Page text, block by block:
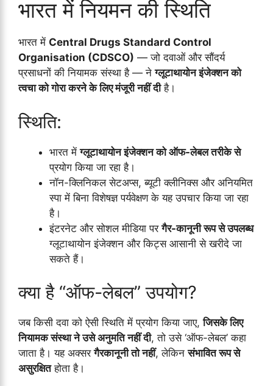
भारत में नियमन की स्थिति
भारत में Central Drugs Standard Control
Organisation (CDSCO) — जो दवाओं और सौंदर्य
प्रसाधनों की नियामक संस्था है — नेग्लूटाथायोन इंजेक्शन को
त्वचा को गोरा करने के लिए मंजूरी नहीं दीहै।
स्थिति:
भारत मेंग्लूटाथायोन इंजेक्शन को ऑफ-लेबल तरीके से
प्रयोग किया जा रहा है।
नॉन-क्लिनिकल सेटअप्स, ब्यूटी क्लीनिक्स और अनियमित
स्पा में बिना विशेषज्ञ पर्यवेक्षण के यह उपचार किया जा रहा
है।
इंटरनेट और सोशल मीडिया परगैर-कानूनी रूप से उपलब्ध
ग्लूटाथायोन इंजेक्शन और किट्स आसानी से खरीदे जा
सकते हैं।
क्या है “ऑफ-लेबल” उपयोग?
जब किसी दवा को ऐसी स्थिति में प्रयोग किया जाए,जिसके लिए
नियामक संस्था ने उसे अनुमति नहीं दी, तो उसे ‘ऑफ-लेबल’ कहा
जाता है। यह अक्सरगैरकानूनी तो नहीं, लेकिनसंभावित रूप से
असुरक्षितहोता है।